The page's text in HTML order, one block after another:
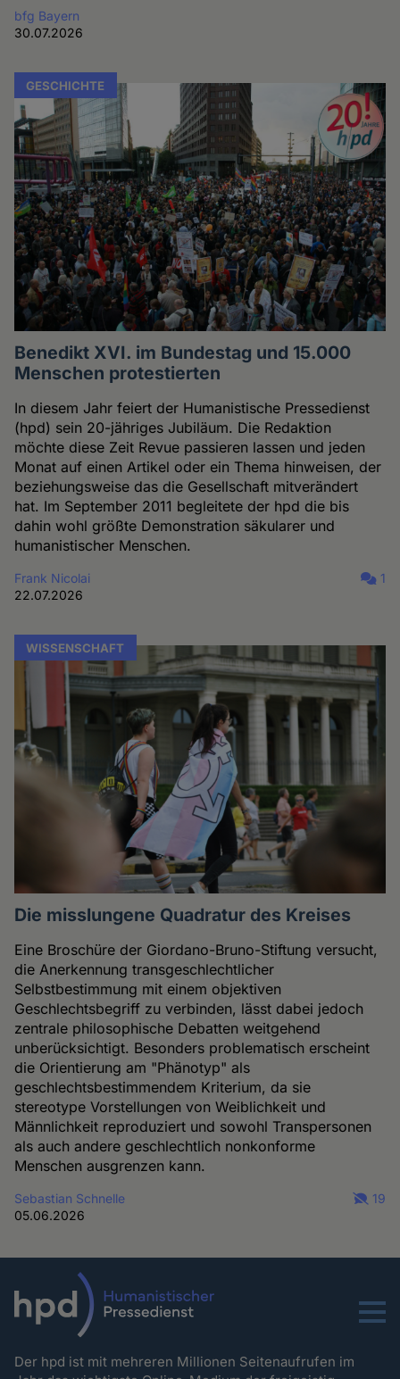
bfg Bayern
30.07.2026
GESCHICHTE
Benedikt XVI. im Bundestag und 15.000
Menschen protestierten
In diesem Jahr feiert der Humanistische Pressedienst
(hpd) sein 20-jähriges Jubiläum. Die Redaktion
möchte diese Zeit Revue passieren lassen und jeden
Monat auf einen Artikel oder ein Thema hinweisen, der
beziehungsweise das die Gesellschaft mitverändert
hat. Im September 2011 begleitete der hpd die bis
dahin wohl größte Demonstration säkularer und
humanistischer Menschen.
Frank Nicolai
22.07.2026
1
WISSENSCHAFT
Die misslungene Quadratur des Kreises
Eine Broschüre der Giordano-Bruno-Stiftung versucht,
die Anerkennung transgeschlechtlicher
Selbstbestimmung mit einem objektiven
Geschlechtsbegriff zu verbinden, lässt dabei jedoch
zentrale philosophische Debatten weitgehend
unberücksichtigt. Besonders problematisch erscheint
die Orientierung am "Phänotyp" als
geschlechtsbestimmendem Kriterium, da sie
stereotype Vorstellungen von Weiblichkeit und
Männlichkeit reproduziert und sowohl Transpersonen
als auch andere geschlechtlich nonkonforme
Menschen ausgrenzen kann.
Sebastian Schnelle
05.06.2026
19
Menu
Der hpd ist mit mehreren Millionen Seitenaufrufen im